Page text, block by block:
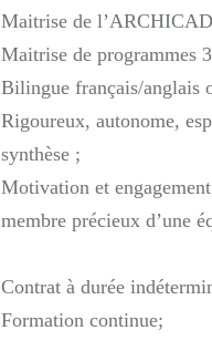
Maitrise de
Maitrise de programmes
Bilingue français/anglais
Rigoureux, autonome,
synthèse ;
Motivation et
membre précieux d’une
Contrat à durée
Formation continue;